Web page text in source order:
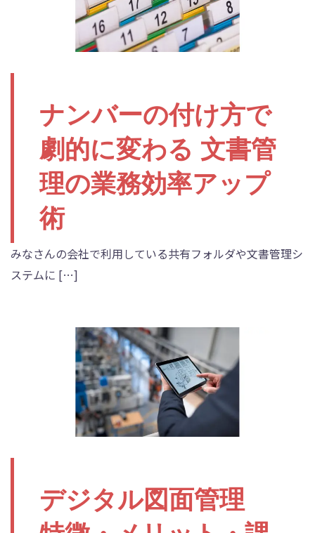
ナンバーの付け方で
劇的に変わる 文書管
理の業務効率アップ
術
みなさんの会社で利用している共有フォルダや文書管理シ
ステムに […]
デジタル図面管理